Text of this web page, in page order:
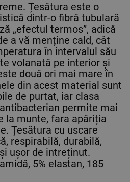
Țesătura este o
dintr-o fibră tubulară
„efectul termos”, adică
a vă menține cald, cât
în intervalul său
volanată pe interior și
două ori mai mare în
din acest material sunt
de purtat, iar clasa
permite mai
la munte, fara apăriția
Țesătura cu uscare
respirabilă, durabilă,
ușor de intreținut.
5% elastan, 185